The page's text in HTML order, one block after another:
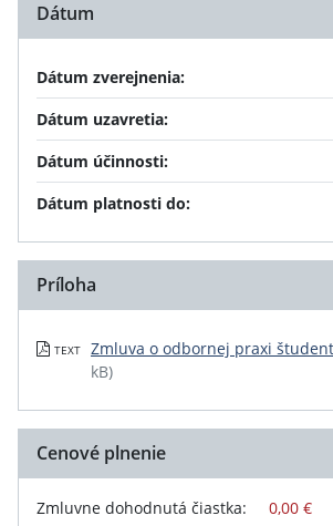
Dátum
Dátum zverejnenia:
Dátum uzavretia:
Dátum účinnosti:
Dátum platnosti do:
Príloha
TEXT Zmluva o odbornej praxi
kB)
Cenové plnenie
Zmluvne dohodnutá čiastka: 0,00 €